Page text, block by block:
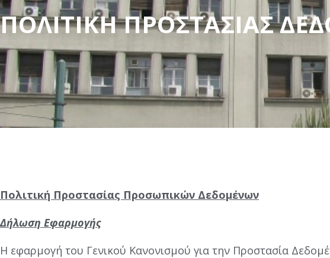
ΠΟΛΙΤΙΚΗ ΠΡΟΣΤΑΣΙΑΣ
Πολιτική Προστασίας Προσωπικών Δεδομένων
Δήλωση Εφαρμογής
H εφαρμογή του Γενικού Κανονισμού για την Προστασία